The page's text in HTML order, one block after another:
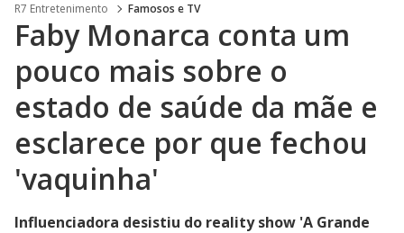
R7 Entretenimento Famosos e TV
Faby Monarca conta um
pouco mais sobre o
estado de saúde da mãe e
esclarece por que fechou
'vaquinha'
Influenciadora desistiu do reality show 'A Grande